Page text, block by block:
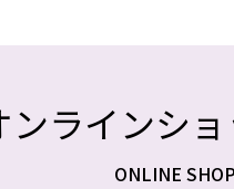
ンラインシ
ONLINE